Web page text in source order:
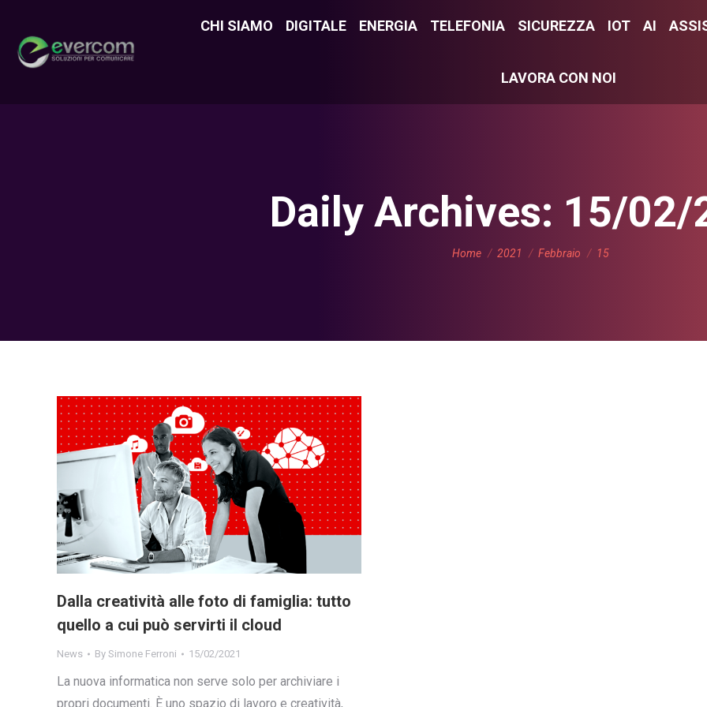
CHI SIAMO DIGITALE ENERGIA TELEFONIA SICUREZZA IOT AI
LAVORA CON NOI
Daily Archives: 15/02/
You are here:
Home 2021 Febbraio 15
Dalla creatività alle foto di famiglia: tutto
quello a cui può servirti il cloud
News By Simone Ferroni 15/02/2021
La nuova informatica non serve solo per archiviare i
propri documenti. È uno spazio di lavoro e creatività,
CHI SIAMO DIGITALE ENERGIA TELEFONIA SICUREZZA IOT AI
LAVORA CON NOI